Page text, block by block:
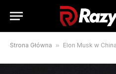
Strona Główna » Elon Musk w Chinach.